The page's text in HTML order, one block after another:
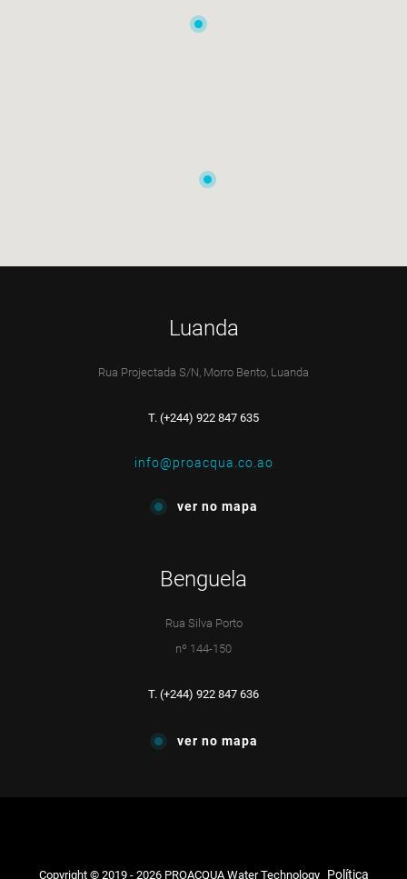
Luanda
Rua Projectada S/N, Morro Bento, Luanda
T. (+244) 922 847 635
info@proacqua.co.ao
ver no mapa
Benguela
Rua Silva Porto
nº 144-150
T. (+244) 922 847 636
ver no mapa
Copyright © 2019 - 2026 PROACQUA Water Technology Política